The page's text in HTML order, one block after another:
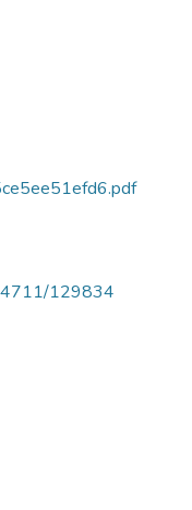
129834